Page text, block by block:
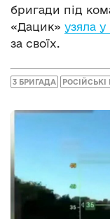
бригади під
«Дацик» узяла
за своїх.
3 БРИГАДА РОСІЙСЬКІ